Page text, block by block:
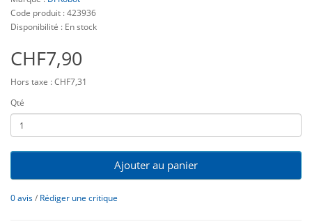
Code produit : 423936
Disponibilité : En stock
CHF7,90
Hors taxe : CHF7,31
Qté
Ajouter au panier
0 avis/ Rédiger une critique